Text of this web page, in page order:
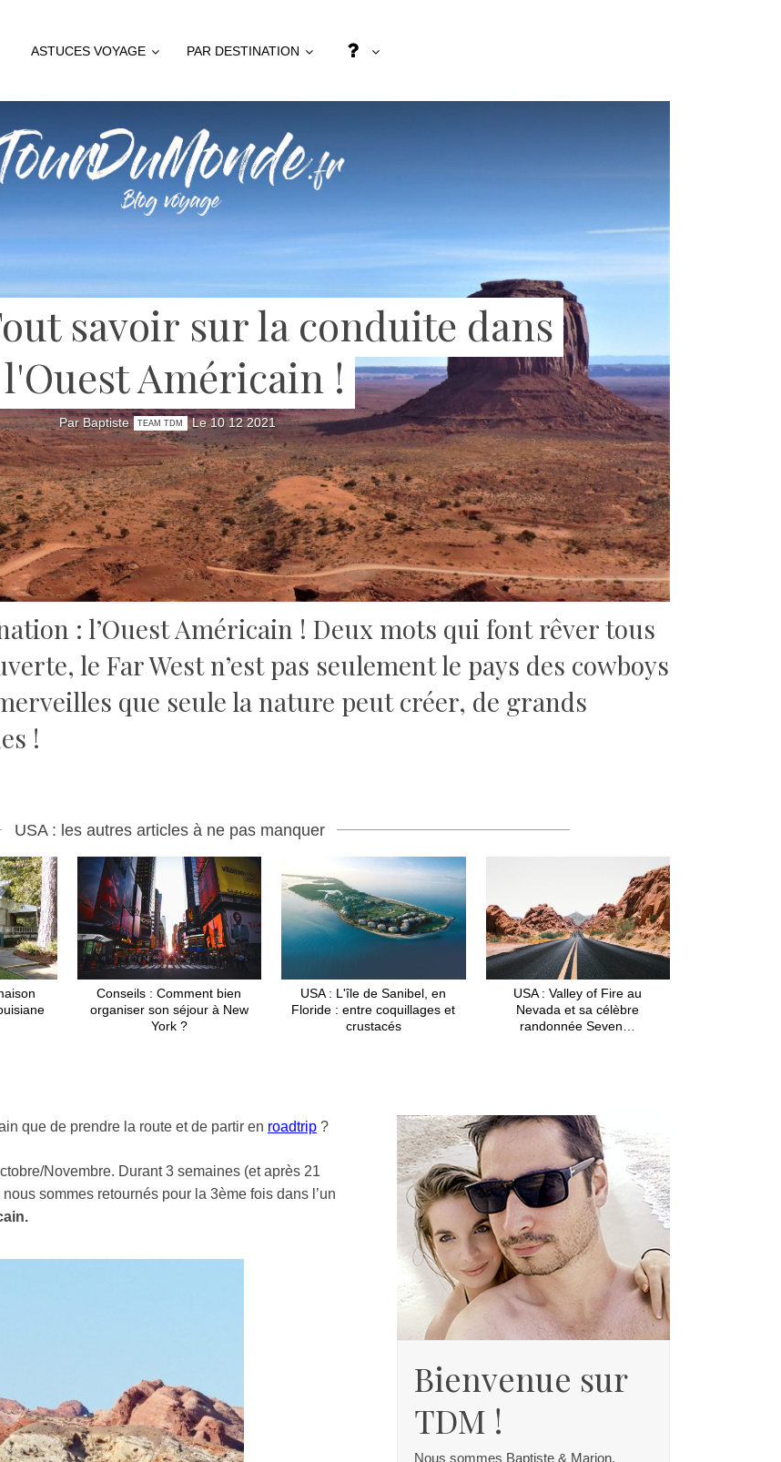
ASTUCES VOYAGE PAR DESTINATION
savoir sur la conduite dans
l'Ouest Américain !
Par Baptiste TEAM TDM Le 10 12 2021
: l’Ouest Américain ! Deux mots qui font rêver tous
le Far West n’est pas seulement le pays des cowboys
que seule la nature peut créer, de grands
!
USA : les autres articles à ne pas manquer
Conseils : Comment bien
organiser son séjour à New
York ?
USA : L'île de Sanibel, en
Floride : entre coquillages et
crustacés
USA : Valley of Fire au
Nevada et sa célèbre
randonnée Seven…
que de prendre la route et de partir en roadtrip ?
Novembre. Durant 3 semaines (et après 21
sommes retournés pour la 3ème fois dans l’un
Bienvenue sur
TDM !
Nous sommes Baptiste & Marion.